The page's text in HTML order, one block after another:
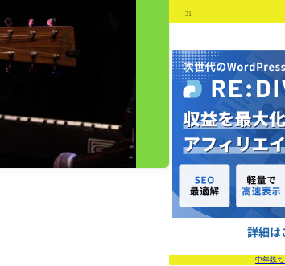
31
中年鉄